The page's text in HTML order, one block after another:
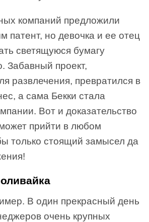
компаний предложили
патент, но девочка и ее отец
светящуюся бумагу
Забавный проект,
развлечения, превратился в
а сама Бекки стала
Вот и доказательство
прийти в любом
только стоящий замысел да
В один прекрасный день
очень крупных